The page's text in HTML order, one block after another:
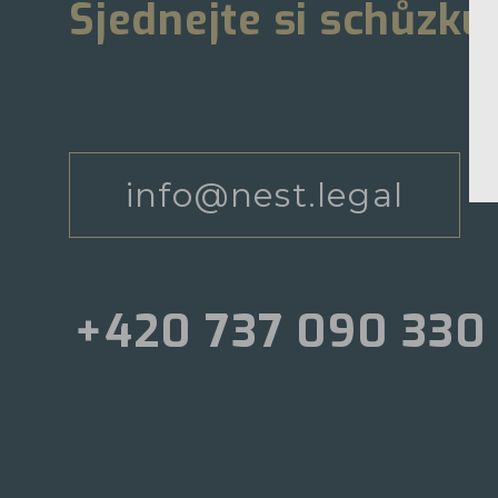
Sjednejte si schůzku
info@nest.legal
+420 737 090 330